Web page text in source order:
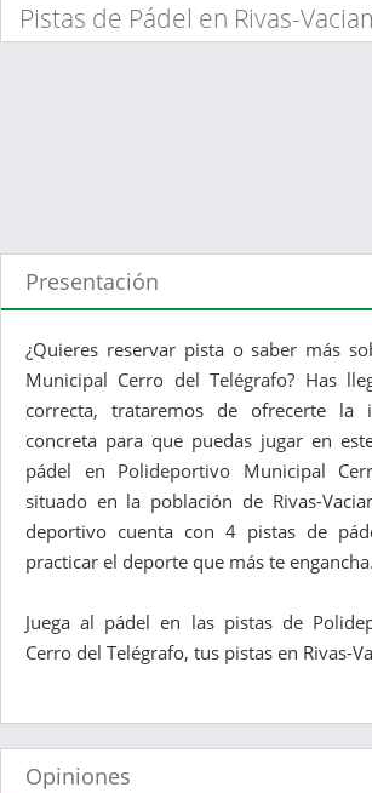
Pistas de Pádel en Rivas-
Presentación
¿Quieres reservar pista o saber más
Municipal Cerro del Telégrafo? Has
correcta, trataremos de ofrecerte la
concreta para que puedas jugar en
pádel en Polideportivo Municipal
situado en la población de Rivas-
deportivo cuenta con 4 pistas de
practicar el deporte que más te engancha.
Juega al pádel en las pistas de
Cerro del Telégrafo, tus pistas en Rivas-
Opiniones